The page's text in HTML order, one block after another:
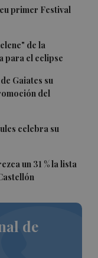
primer Festival
de la
para el eclipse
Gaiates su
del
celebra su
un 31 % la lista
de